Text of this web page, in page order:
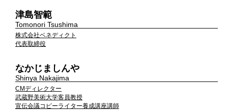
津島智範
Tomonori Tsushima
株式会社ベネディクト
代表取締役
なかじましんや
Shinya Nakajima
CMディレクター
武蔵野美術大学客員教授
宣伝会議コピーライター養成講座講師